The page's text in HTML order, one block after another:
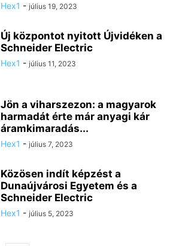
Hex1 - július 19, 2023
Új központot nyitott Újvidéken a
Schneider Electric
Hex1 - július 11, 2023
Jön a viharszezon: a magyarok
harmadát érte már anyagi kár
áramkimaradás...
Hex1 - július 7, 2023
Közösen indít képzést a
Dunaújvárosi Egyetem és a
Schneider Electric
Hex1 - július 5, 2023